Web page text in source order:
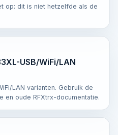
op: dit is niet hetzelfde als de
USB/WiFi/LAN
LAN varianten. Gebruik de
en oude RFXtrx-documentatie.